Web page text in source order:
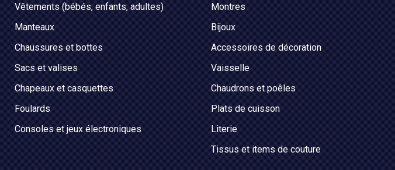
Vêtements (bébés, enfants, adultes)
Manteaux
Chaussures et bottes
Sacs et valises
Chapeaux et casquettes
Foulards
Consoles et jeux électroniques
Montres
Bijoux
Accessoires de décoration
Vaisselle
Chaudrons et poêles
Plats de cuisson
Literie
Tissus et items de couture